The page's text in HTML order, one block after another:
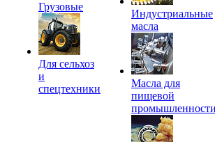
Грузовые
Для сельхоз
и
спецтехники
Индустриальные
масла
Масла для
пищевой